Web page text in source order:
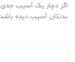
اگر دچار یک آسیب جدی
بدنتان آسیب دیده